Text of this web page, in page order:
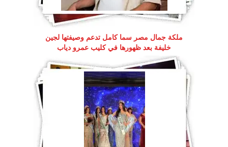
ملكة جمال مصر سما كامل تدعم وصيفتها لجين
خليفة بعد ظهورها في كليب عمرو دياب